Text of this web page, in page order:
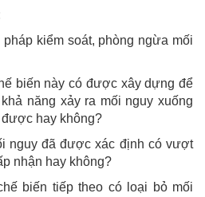
kiểm soát, phòng ngừa mối
biến này có được xây dựng để
năng xảy ra mối nguy xuống
hay không?
nguy đã được xác định có vượt
nhận hay không?
biến tiếp theo có loại bỏ mối